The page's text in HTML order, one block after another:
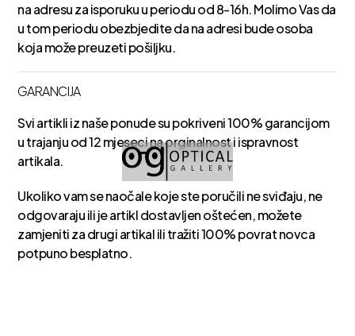
na adresu za isporuku u periodu od 8-16h. Molimo Vas da
u tom periodu obezbjedite da na adresi bude osoba
koja može preuzeti pošiljku.
GARANCIJA
Svi artikli iz naše ponude su pokriveni 100% garancijom
u trajanju od 12 mjeseci na orginalnost i ispravnost
artikala.
Ukoliko vam se naočale koje ste poručili ne sviđaju, ne
odgovaraju ili je artikl dostavljen oštećen, možete
zamjeniti za drugi artikal ili tražiti 100% povrat novca
potpuno besplatno.